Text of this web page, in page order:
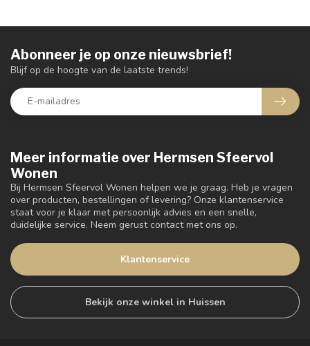
Meer informatie over Hermsen Sfeervol
Wonen
Bij Hermsen Sfeervol Wonen helpen we je graag. Heb je vragen
over producten, bestellingen of levering? Onze klantenservice
staat voor je klaar met persoonlijk advies en een snelle,
duidelijke service. Neem gerust contact met ons op.
Klantenservice
Bekijk onze winkel in Huissen
Abonneer je op onze nieuwsbrief!
Blijf op de hoogte van de laatste trends!